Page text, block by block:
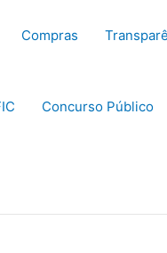
Compras
Concurso Público